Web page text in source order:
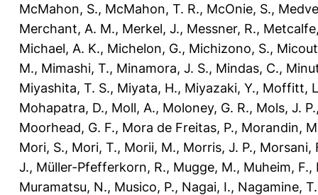
McMahon, S., McMahon, T. R., McOnie, S.,
Merchant, A. M., Merkel, J., Messner, R.,
Michael, A. K., Michelon, G., Michizono, S.,
M., Mimashi, T., Minamora, J. S., Mindas, C.,
Miyashita, T. S., Miyata, H., Miyazaki, Y., Moffitt,
Mohapatra, D., Moll, A., Moloney, G. R., Mols, J. P.
Moorhead, G. F., Mora de Freitas, P., Morandin,
Mori, S., Mori, T., Morii, M., Morris, J. P., Morsani,
J., Müller-Pfefferkorn, R., Mugge, M., Muheim, F.,
Muramatsu, N., Musico, P., Nagai, I., Nagamine, T.